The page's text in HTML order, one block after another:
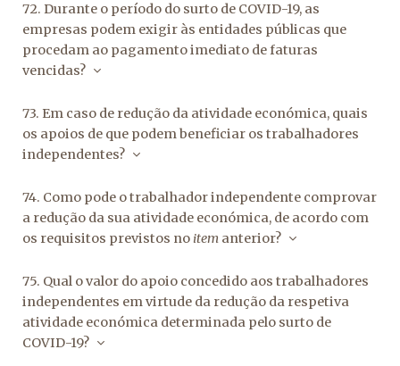
72. Durante o período do surto de COVID-19, as
empresas podem exigir às entidades públicas que
procedam ao pagamento imediato de faturas
vencidas?
73. Em caso de redução da atividade económica, quais
os apoios de que podem beneficiar os trabalhadores
independentes?
74. Como pode o trabalhador independente comprovar
a redução da sua atividade económica, de acordo com
os requisitos previstos no item anterior?
75. Qual o valor do apoio concedido aos trabalhadores
independentes em virtude da redução da respetiva
atividade económica determinada pelo surto de
COVID-19?